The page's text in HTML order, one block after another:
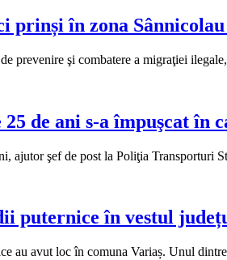
în zona
prevenire şi combatere a migraţiei
de ani s-a împuşcat
ajutor şef de post la Poliţia Transporturi
puternice în vestul
au avut loc în comuna Variaș. Unul